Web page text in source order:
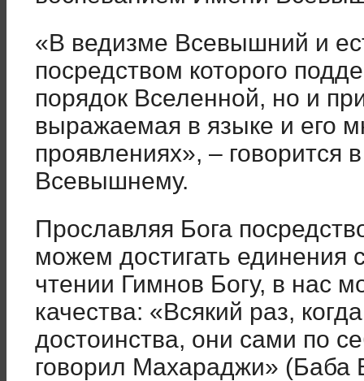
«В ведизме Всевышний и
посредством которого
порядок Вселенной, но и
выражаемая в языке и его
проявлениях», – говорится
Всевышнему.
Прославляя Бога
можем достигать
чтении Гимнов Богу, в нас
качества: «Всякий раз,
достоинства, они сами по
говорил Махараджи» (Баба